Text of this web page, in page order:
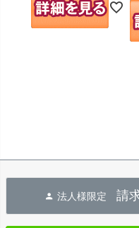
法人様限定 請